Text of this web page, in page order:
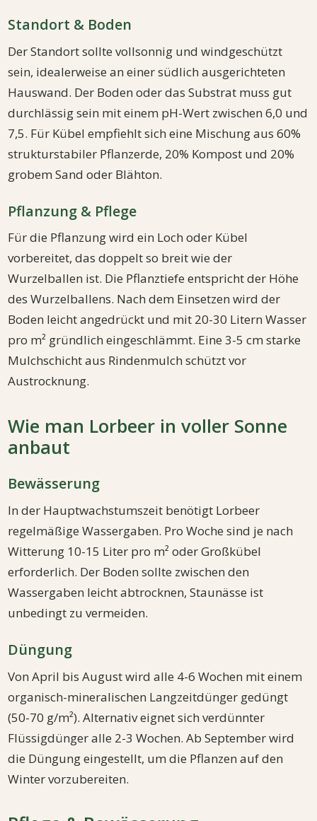
Standort & Boden
Der Standort sollte vollsonnig und windgeschützt
sein, idealerweise an einer südlich ausgerichteten
Hauswand. Der Boden oder das Substrat muss gut
durchlässig sein mit einem pH-Wert zwischen 6,0 und
7,5. Für Kübel empfiehlt sich eine Mischung aus 60%
strukturstabiler Pflanzerde, 20% Kompost und 20%
grobem Sand oder Blähton.
Pflanzung & Pflege
Für die Pflanzung wird ein Loch oder Kübel
vorbereitet, das doppelt so breit wie der
Wurzelballen ist. Die Pflanztiefe entspricht der Höhe
des Wurzelballens. Nach dem Einsetzen wird der
Boden leicht angedrückt und mit 20-30 Litern Wasser
pro m² gründlich eingeschlämmt. Eine 3-5 cm starke
Mulchschicht aus Rindenmulch schützt vor
Austrocknung.
Wie man Lorbeer in voller Sonne
anbaut
Bewässerung
In der Hauptwachstumszeit benötigt Lorbeer
regelmäßige Wassergaben. Pro Woche sind je nach
Witterung 10-15 Liter pro m² oder Großkübel
erforderlich. Der Boden sollte zwischen den
Wassergaben leicht abtrocknen, Staunässe ist
unbedingt zu vermeiden.
Düngung
Von April bis August wird alle 4-6 Wochen mit einem
organisch-mineralischen Langzeitdünger gedüngt
(50-70 g/m²). Alternativ eignet sich verdünnter
Flüssigdünger alle 2-3 Wochen. Ab September wird
die Düngung eingestellt, um die Pflanzen auf den
Winter vorzubereiten.